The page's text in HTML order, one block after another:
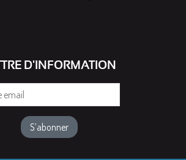
D'INFORMATION